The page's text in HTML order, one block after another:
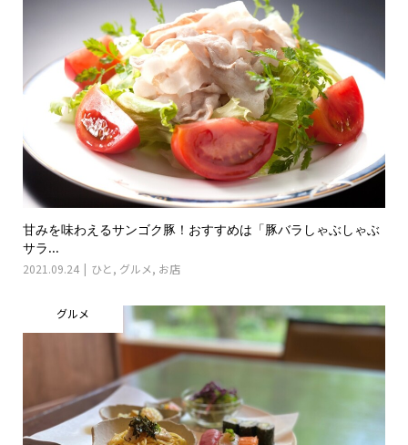
甘みを味わえるサンゴク豚！おすすめは「豚バラしゃぶしゃぶ
サラ...
2021.09.24 ひと , グルメ, お店
グルメ